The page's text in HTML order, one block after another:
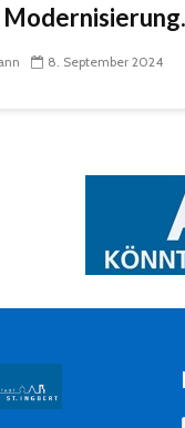
8. September 2024